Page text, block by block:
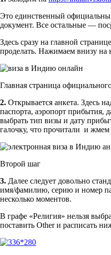
Это единственный
документ. Все остальные —
Здесь сразу на главной
проделать. Нажимаем внизу на
Главная страница
2. Открывается анкета. Здесь
паспорта, аэропорт прибытия,
выбрать тип визы и дату
галочку, что прочитали и жмем
Второй шаг
3. Далее следует довольно
имя/фамилию, серию и номер
несколько моментов.
В графе «Религия» нельзя
поставить Other и расписать